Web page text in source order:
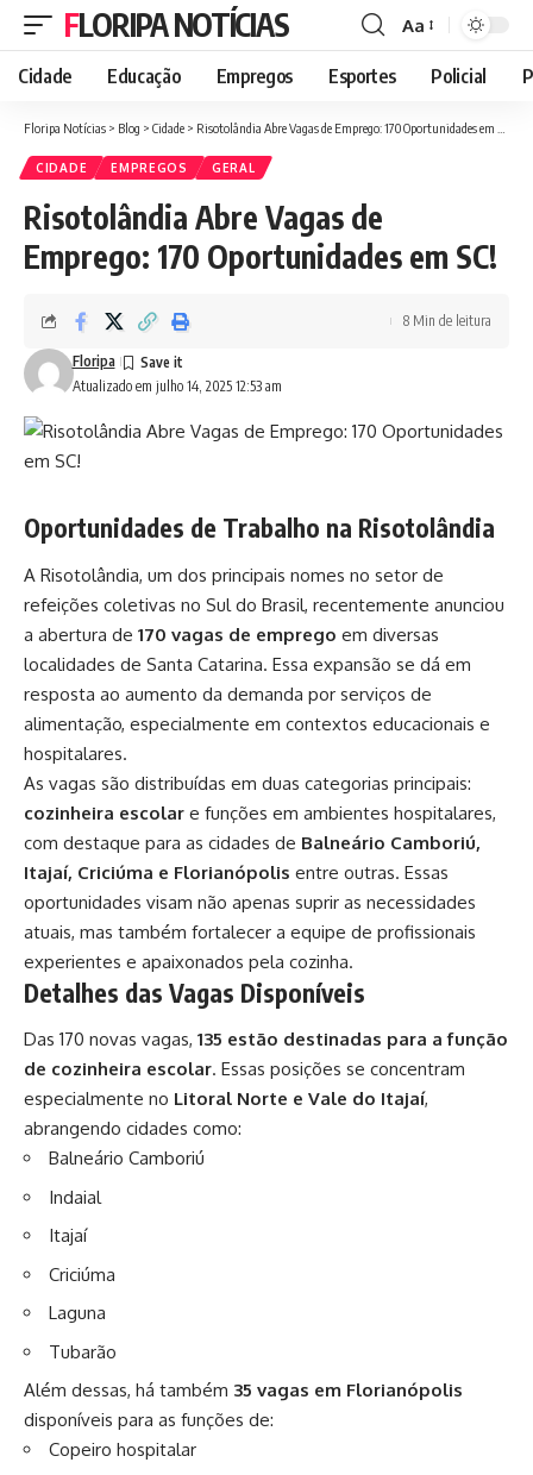
FLORIPA NOTÍCIAS
Font
Resizer
Aa
Cidade Educação Empregos Esportes Policial
Floripa Notícias > Blog > Cidade > Risotolândia Abre Vagas de Emprego: 170 Oportunidades em SC!
CIDADE EMPREGOS GERAL
Risotolândia Abre Vagas de
Emprego: 170 Oportunidades em SC!
Atualizado em julho 14, 2025 12:53 am
Floripa
8 Min de leitura
Oportunidades de Trabalho na Risotolândia
A Risotolândia, um dos principais nomes no setor de
refeições coletivas no Sul do Brasil, recentemente anunciou
a abertura de 170 vagas de emprego em diversas
localidades de Santa Catarina. Essa expansão se dá em
resposta ao aumento da demanda por serviços de
alimentação, especialmente em contextos educacionais e
hospitalares.
As vagas são distribuídas em duas categorias principais:
cozinheira escolar e funções em ambientes hospitalares,
com destaque para as cidades de Balneário Camboriú,
Itajaí, Criciúma e Florianópolis entre outras. Essas
oportunidades visam não apenas suprir as necessidades
atuais, mas também fortalecer a equipe de profissionais
experientes e apaixonados pela cozinha.
Detalhes das Vagas Disponíveis
Das 170 novas vagas, 135 estão destinadas para a função
de cozinheira escolar. Essas posições se concentram
especialmente no Litoral Norte e Vale do Itajaí,
abrangendo cidades como:
Balneário Camboriú
Indaial
Itajaí
Criciúma
Laguna
Tubarão
Além dessas, há também 35 vagas em Florianópolis
disponíveis para as funções de:
Copeiro hospitalar